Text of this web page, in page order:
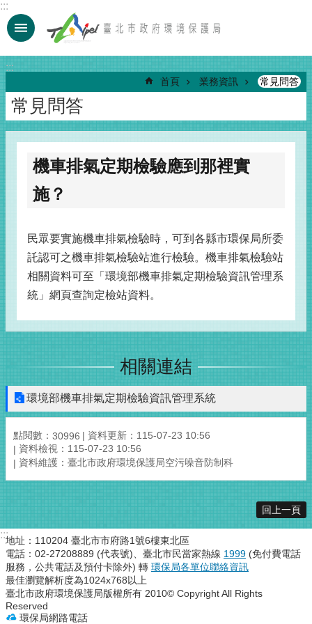
跳到主要內容區塊
:::
:::
首頁 業務資訊 常見問答
常見問答
機車排氣定期檢驗應到那裡實
施？
民眾要實施機車排氣檢驗時，可到各縣市環保局所委
託認可之機車排氣檢驗站進行檢驗。機車排氣檢驗站
相關資料可至「環境部機車排氣定期檢驗資訊管理系
統」網頁查詢定檢站資料。
相關連結
環境部機車排氣定期檢驗資訊管理系統
點閱數： 30996
資料更新：115-07-23 10:56
資料檢視：115-07-23 10:56
資料維護：臺北市政府環境保護局空污噪音防制科
回上一頁
:::地址：110204 臺北市市府路1號6樓東北區
電話：02-27208889 (代表號)、臺北市民當家熱線 1999 (免付費電話
服務，公共電話及預付卡除外) 轉 環保局各單位聯絡資訊
最佳瀏覽解析度為1024x768以上
臺北市政府環境保護局版權所有 2010© Copyright All Rights
Reserved
環保局網路電話